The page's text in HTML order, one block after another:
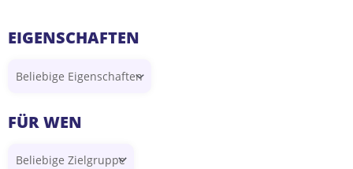
EIGENSCHAFTEN
FÜR WEN